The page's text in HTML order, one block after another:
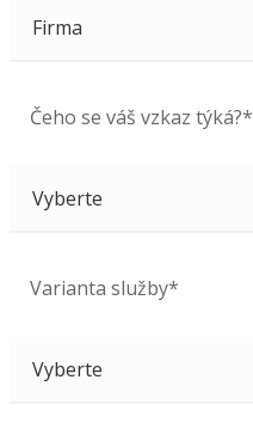
Čeho se váš vzkaz týká?*
Varianta služby*